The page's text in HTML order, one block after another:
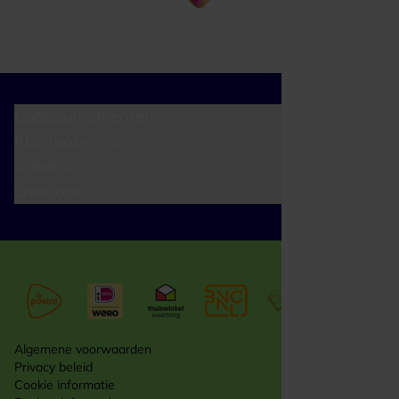
Algemene voorwaarden
Privacy beleid
Cookie informatie